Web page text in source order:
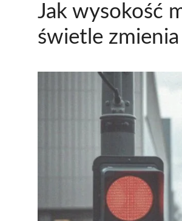
Jak wysokość
świetle